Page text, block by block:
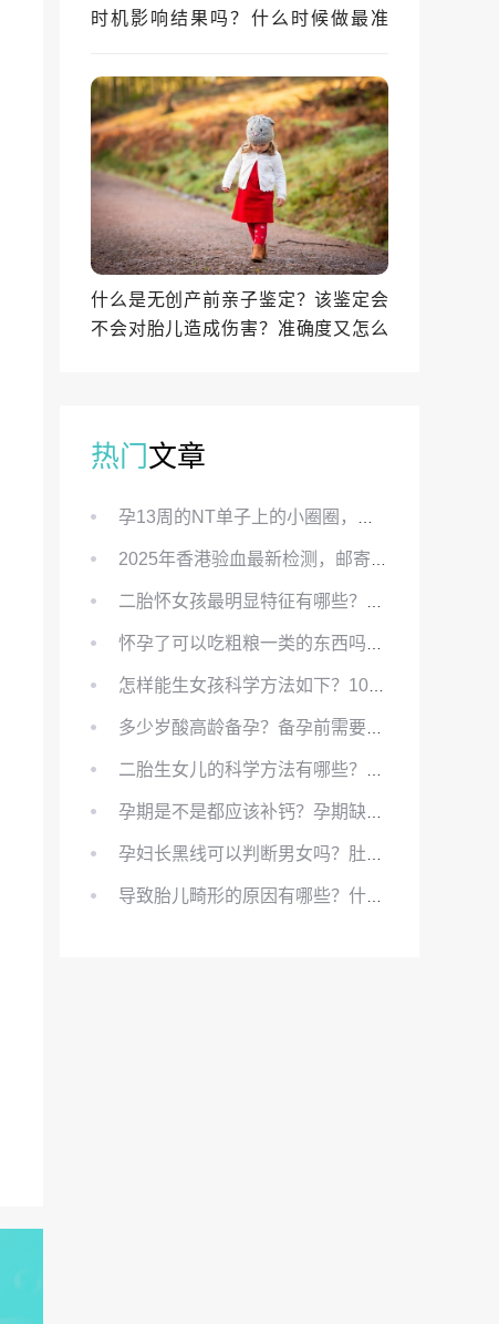
时机影响结果吗？什么时候做最准
什么是无创产前亲子鉴定？该鉴定会
不会对胎儿造成伤害？准确度又怎么
热门文章